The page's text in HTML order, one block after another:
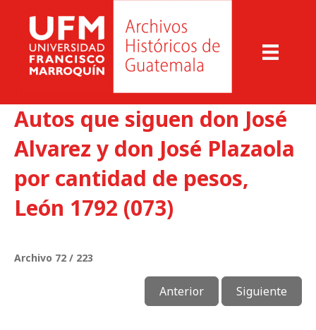
Autos que siguen don José
Alvarez y don José Plazaola
por cantidad de pesos,
León 1792 (073)
Archivo 72 / 223
Anterior Siguiente